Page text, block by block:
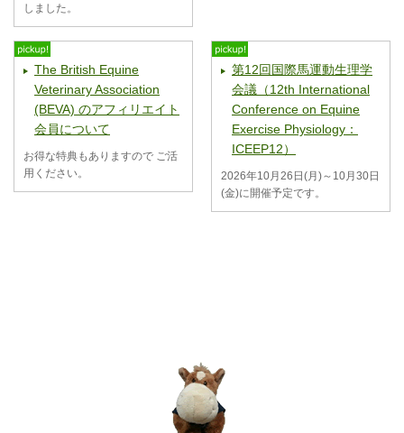
しました。
The British Equine
Veterinary Association
(BEVA) のアフィリエイト
会員について
お得な特典もありますので ご活
用ください。
第12回国際馬運動生理学
会議（12th International
Conference on Equine
Exercise Physiology：
ICEEP12）
2026年10月26日(月)～10月30日
(金)に開催予定です。